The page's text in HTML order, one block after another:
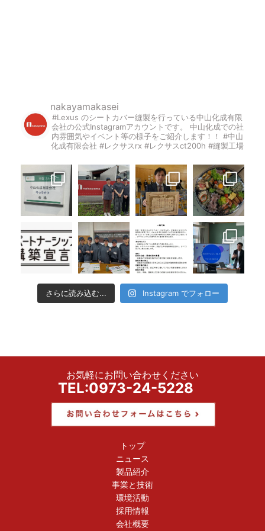
nakayamakasei
#Lexus のシートカバー縫製を行っている中山化成有限
会社の公式Instagramアカウントです。
中山化成での社
内雰囲気やイベント等の様子をご紹介します！！
#中山
化成有限会社 #レクサスrx #レクサスct200h #縫製工場
さらに読み込む... Instagram でフォロー
お気軽にお問い合わせください
TEL:0973-24-5228
トップ
ニュース
製品紹介
事業と技術
環境活動
採用情報
会社概要